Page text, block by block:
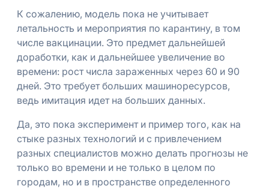
К сожалению, модель пока не учитывает
летальность и мероприятия по карантину, в том
числе вакцинации. Это предмет дальнейшей
доработки, как и дальнейшее увеличение во
времени: рост числа зараженных через 60 и 90
дней. Это требует больших машиноресурсов,
ведь имитация идет на больших данных.
Да, это пока эксперимент и пример того, как на
стыке разных технологий и с привлечением
разных специалистов можно делать прогнозы не
только во времени и не только в целом по
городам, но и в пространстве определенного